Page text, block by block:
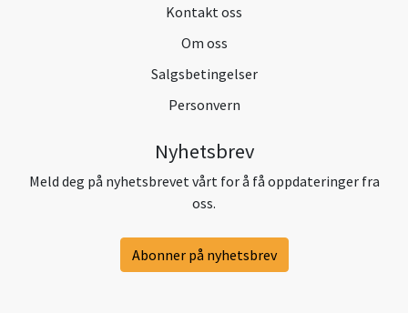
Kontakt oss
Om oss
Salgsbetingelser
Personvern
Nyhetsbrev
Meld deg på nyhetsbrevet vårt for å få oppdateringer fra
oss.
Abonner på nyhetsbrev